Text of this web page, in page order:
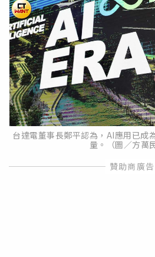
台達電董事長鄭平認為，AI應用已成
量。（圖／方萬